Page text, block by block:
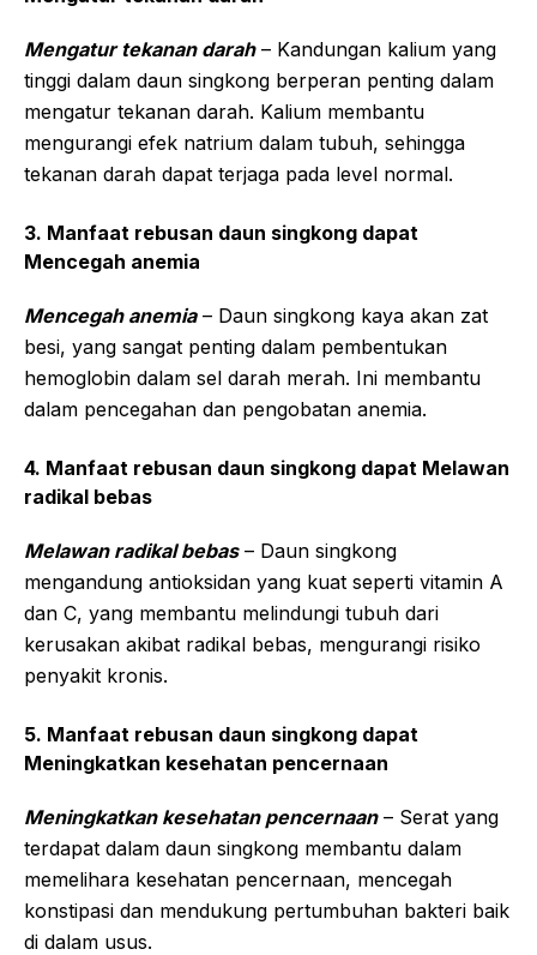
Mengatur tekanan darah– Kandungan kalium yang
tinggi dalam daun singkong berperan penting dalam
mengatur tekanan darah. Kalium membantu
mengurangi efek natrium dalam tubuh, sehingga
tekanan darah dapat terjaga pada level normal.
3. Manfaat rebusan daun singkong dapat
Mencegah anemia
Mencegah anemia– Daun singkong kaya akan zat
besi, yang sangat penting dalam pembentukan
hemoglobin dalam sel darah merah. Ini membantu
dalam pencegahan dan pengobatan anemia.
4. Manfaat rebusan daun singkong dapat Melawan
radikal bebas
Melawan radikal bebas– Daun singkong
mengandung antioksidan yang kuat seperti vitamin A
dan C, yang membantu melindungi tubuh dari
kerusakan akibat radikal bebas, mengurangi risiko
penyakit kronis.
5. Manfaat rebusan daun singkong dapat
Meningkatkan kesehatan pencernaan
Meningkatkan kesehatan pencernaan– Serat yang
terdapat dalam daun singkong membantu dalam
memelihara kesehatan pencernaan, mencegah
konstipasi dan mendukung pertumbuhan bakteri baik
di dalam usus.